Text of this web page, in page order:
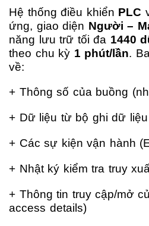
Hệ thống điều khiển PLC
ứng, giao diện Người –
năng lưu trữ tối đa 1440
theo chu kỳ 1 phút/lần.
về:
+ Thông số của buồng
+ Dữ liệu từ bộ ghi dữ
+ Các sự kiện vận hành
+ Nhật ký kiểm tra truy
+ Thông tin truy cập/mở
access details)